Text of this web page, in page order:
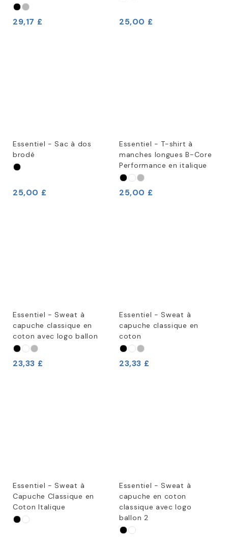
29,17 £ 25,00 £
Essentiel - Sac à dos
brodé
25,00 £
Essentiel - T-shirt à
manches longues B-Core
Performance en italique
25,00 £
Essentiel - Sweat à
capuche classique en
coton avec logo ballon
23,33 £
Essentiel - Sweat à
capuche classique en
coton
23,33 £
Essentiel - Sweat à
Capuche Classique en
Coton Italique
Essentiel - Sweat à
capuche en coton
classique avec logo
ballon 2